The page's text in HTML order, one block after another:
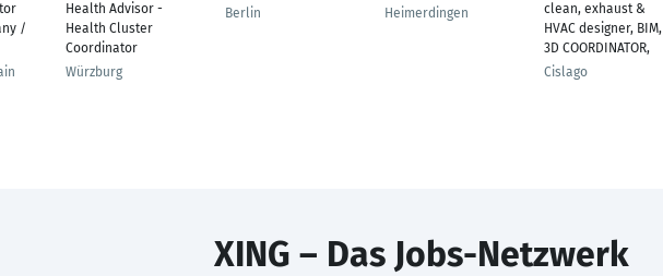
/
Health Advisor -
Health Cluster
Coordinator
Würzburg
Berlin
Heimerdingen
clean, exhaust &
HVAC designer, BIM,
3D COORDINATOR,
Cislago
XING – Das Jobs-Netzwerk